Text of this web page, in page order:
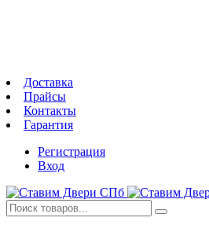
Доставка
Прайсы
Контакты
Гарантия
Регистрация
Вход